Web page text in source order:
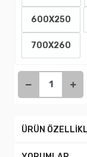
600X250
700X260
ÜRÜN